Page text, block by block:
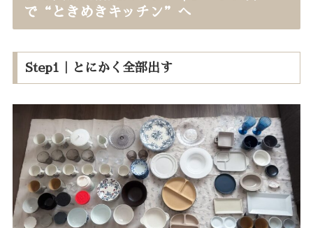
で“ときめきキッチン”へ
Step1｜とにかく全部出す